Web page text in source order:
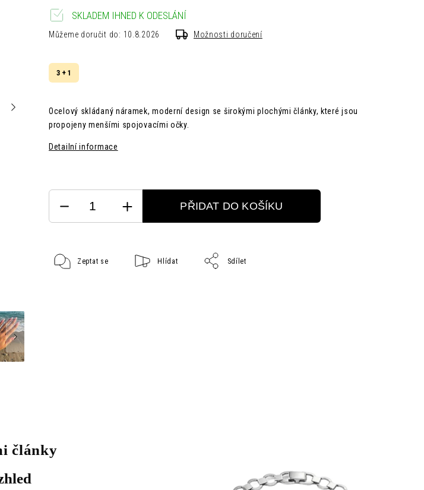
3 + 1
Ocelový skládaný náramek, moderní design se širokými plochými články, které jsou
propojeny menšími spojovacími očky.
Detailní informace
SKLADEM IHNED K ODESLÁNÍ
Můžeme doručit do: 10.8.2026 Možnosti doručení
PŘIDAT DO KOŠÍKU
Zeptat se Hlídat Sdílet
články